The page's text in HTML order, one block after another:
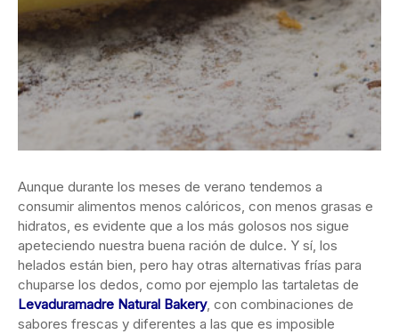
Aunque durante los meses de verano tendemos a
consumir alimentos menos calóricos, con menos grasas e
hidratos, es evidente que a los más golosos nos sigue
apeteciendo nuestra buena ración de dulce. Y sí, los
helados están bien, pero hay otras alternativas frías para
chuparse los dedos, como por ejemplo las tartaletas de
Levaduramadre Natural Bakery, con combinaciones de
sabores frescas y diferentes a las que es imposible